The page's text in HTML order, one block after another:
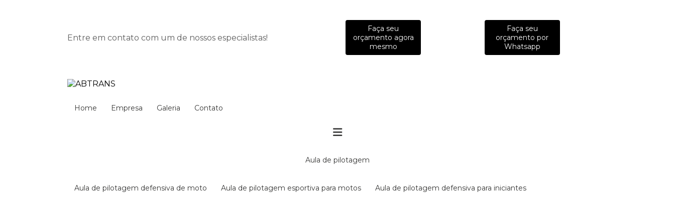
Entre em contato com um de nossos especialistas!
Faça seu
orçamento agora
mesmo
Faça seu
orçamento por
Whatsapp
Home Empresa Galeria Contato
aula de pilotagem
aula de pilotagem defensiva de moto aula de pilotagem esportiva para motos aula de pilotagem defensiva para iniciantes